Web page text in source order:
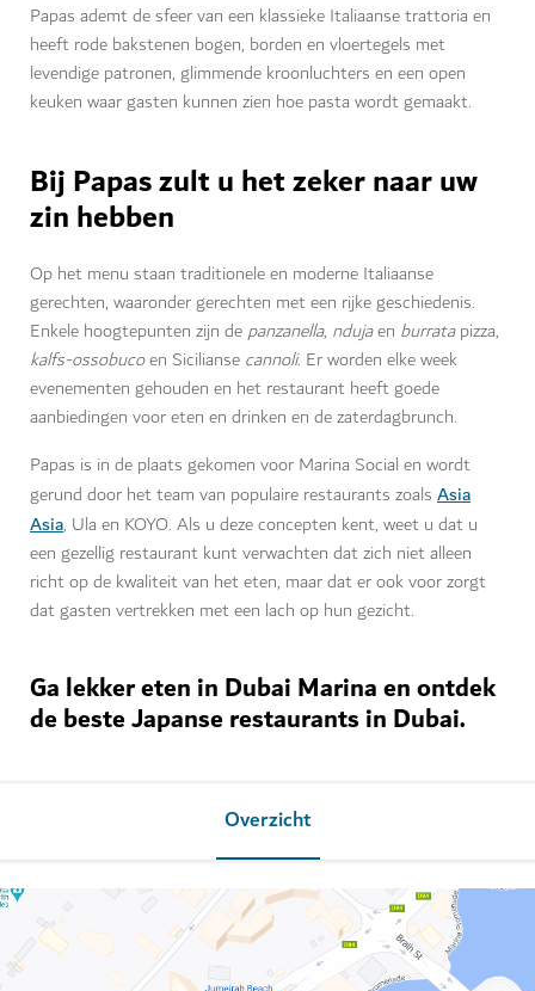
Papas ademt de sfeer van een klassieke Italiaanse trattoria en
heeft rode bakstenen bogen, borden en vloertegels met
levendige patronen, glimmende kroonluchters en een open
keuken waar gasten kunnen zien hoe pasta wordt gemaakt.
Bij Papas zult u het zeker naar uw
zin hebben
Op het menu staan traditionele en moderne Italiaanse
gerechten, waaronder gerechten met een rijke geschiedenis.
Enkele hoogtepunten zijn depanzanella, ndujaen burratapizza,
kalfs-ossobucoen Sicilianse cannoli. Er worden elke week
evenementen gehouden en het restaurant heeft goede
aanbiedingen voor eten en drinken en de zaterdagbrunch.
Papas is in de plaats gekomen voor Marina Social en wordt
gerund door het team van populaire restaurants zoals Asia
Asia, Ula en KOYO. Als u deze concepten kent, weet u dat u
een gezellig restaurant kunt verwachten dat zich niet alleen
richt op de kwaliteit van het eten, maar dat er ook voor zorgt
dat gasten vertrekken met een lach op hun gezicht.
Ga lekker eten in Dubai Marina en ontdek
de beste Japanse restaurants in Dubai.
Overzicht